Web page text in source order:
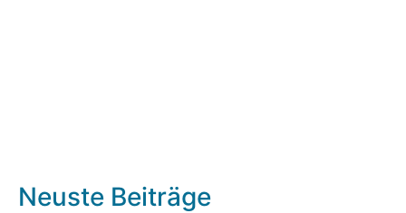
Neuste Beiträge